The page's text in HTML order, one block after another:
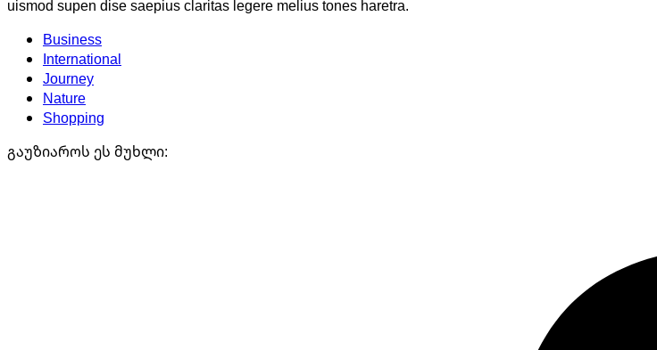
uismod supen dise saepius claritas legere melius tones haretra.
Business
International
Journey
Nature
Shopping
გაუზიაროს ეს მუხლი: